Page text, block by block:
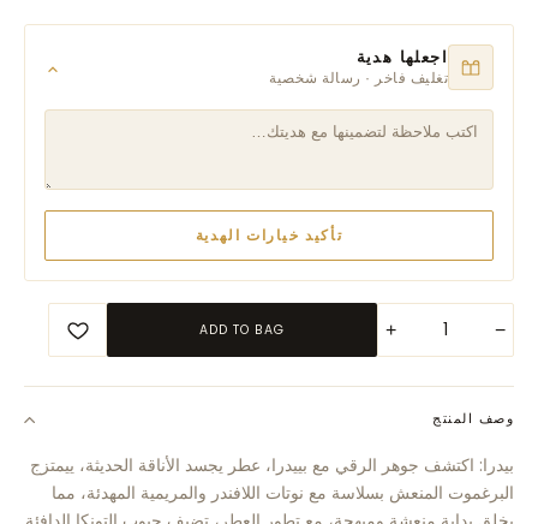
اجعلها هدية
تغليف فاخر · رسالة شخصية
تأكيد خيارات الهدية
−
+
ADD TO BAG
وصف المنتج
بيدرا: اكتشف جوهر الرقي مع بييدرا، عطر يجسد الأناقة الحديثة، ييمتزج
البرغموت المنعش بسلاسة مع نوتات اللافندر والمريمية المهدئة، مما